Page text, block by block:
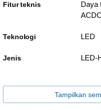
Fitur teknis
Daya
ACDC
Teknologi LED
Jenis LED-
Tampilkan